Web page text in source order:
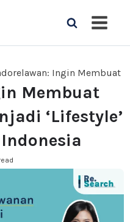
Membuat
‘Lifestyle’